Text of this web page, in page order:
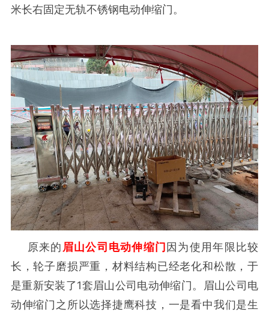
米长右固定无轨不锈钢电动伸缩门。
原来的 眉山公司电动伸缩门 因为使用年限比较
长，轮子磨损严重，材料结构已经老化和松散，于
是重新安装了1套眉山公司电动伸缩门。
眉山公司电
动伸缩门 之所以选择捷鹰科技，一是看中我们是生